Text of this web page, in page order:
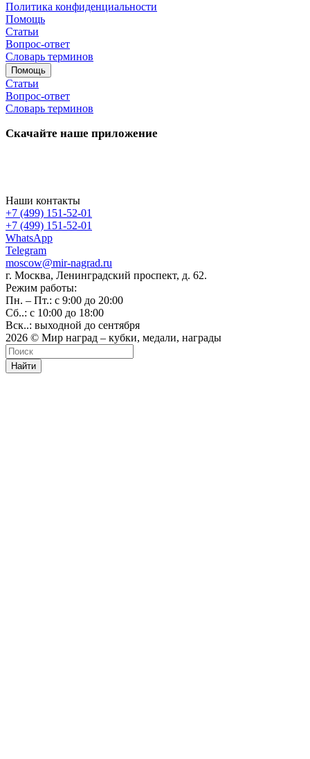
Политика конфиденциальности
Помощь
Статьи
Вопрос-ответ
Словарь терминов
Помощь
Статьи
Вопрос-ответ
Словарь терминов
Скачайте наше приложение
Наши контакты
+7 (499) 151-52-01
+7 (499) 151-52-01
WhatsApp
Telegram
moscow@mir-nagrad.ru
г. Москва, Ленинградский проспект, д. 62.
Режим работы:
Пн. – Пт.: с 9:00 до 20:00
Сб..: с 10:00 до 18:00
Вск..: выходной до сентября
2026 © Мир наград – кубки, медали, награды
Найти